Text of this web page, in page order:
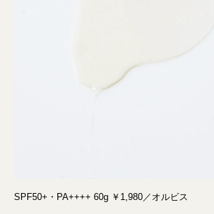
SPF50+・PA++++ 60g ￥1,980／オルビス